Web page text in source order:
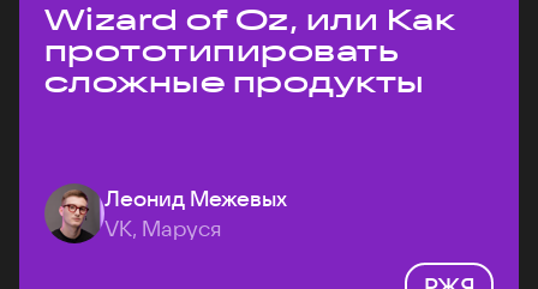
Wizard of Oz, или Как
прототипировать
сложные продукты
Леонид Межевых
VK, Маруся